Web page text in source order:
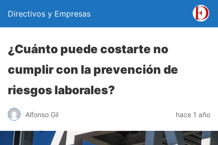
Directivos y Empresas
¿Cuánto puede costarte no
cumplir con la prevención de
riesgos laborales?
Alfonso Gil hace 1 año